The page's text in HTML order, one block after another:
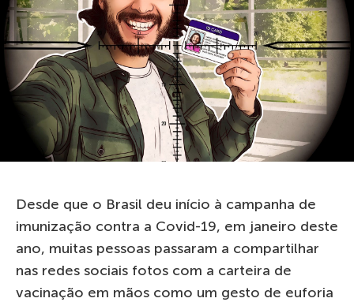
Desde que o Brasil deu início à campanha de
imunização contra a Covid-19, em janeiro deste
ano, muitas pessoas passaram a compartilhar
nas redes sociais fotos com a carteira de
vacinação em mãos como um gesto de euforia